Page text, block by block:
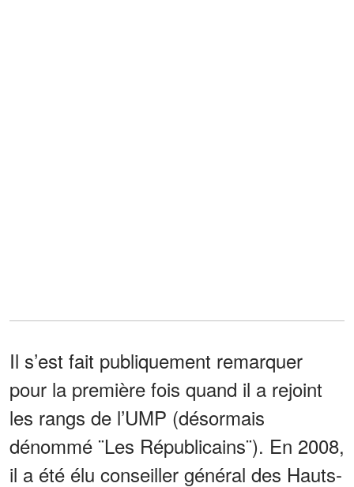
Il s’est fait publiquement remarquer
pour la première fois quand il a rejoint
les rangs de l’UMP (désormais
dénommé ¨Les Républicains¨). En 2008,
il a été élu conseiller général des Hauts-